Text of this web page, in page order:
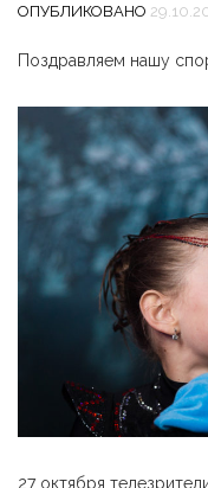
ОПУБЛИКОВАНО
Поздравляем нашу
27 октября